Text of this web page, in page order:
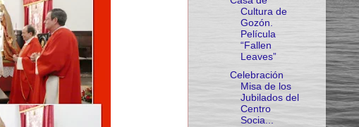
Cultura de
Gozón.
Película
“Fallen
Leaves”
Celebración
Misa de los
Jubilados del
Centro
Socia...